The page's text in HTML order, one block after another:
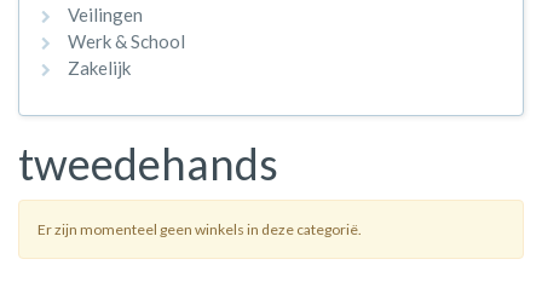
Veilingen
Werk & School
Zakelijk
tweedehands
Er zijn momenteel geen winkels in deze categorië.